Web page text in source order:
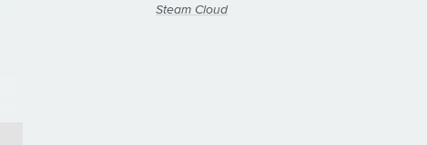
Steam Cloud